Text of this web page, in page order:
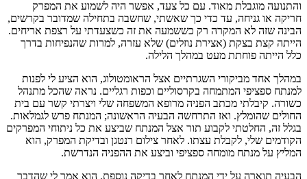
והתנועה מוגבלת מאוד. עם כל צעד, אפשר היה לשמוע את המפרק
חריקה או גניחה, עד כדי כך שאשתי, שחשבה בתחילה שמדובר בקרשים,
הבינה שזה לא המקרה רק כששמעה את זה כשצעדתי על רצפת אריחים.
הייתה קצת בצקת (אצירת נוזלים) שלא עזרה, למרות שהנפיחות בדרך
כלל הייתה פוחתת מעט במהלך הלילה.
במהלך אחד מביקורי השגרתיים אצל הראומטולוג, הוא הציע לי לפנות
למנתח ספציפי המתמחה בקרסוליים וכפות רגליים. נראה שהכל מתנהל
כשורה. קיבלתי מכתב הפניה מרופא המשפחה שלי ויצרתי קשר עם בית
החולים שהומלץ. ואז התרחשה הבעיה הראשונה; המנתח פרש לגמלאות.
בגלל זה, החלטתי לקבוע תור אצל המנתח שביצע את כל ניתוחי המפרקים
הקודמים שלי, לקבלת עצתו. לאחר צילום רנטגן ובדיקת המפרק, הוא
המליץ ​​על מנתח מומחה ספציפי וביצע את ההפניה הנדרשת.
הבעיה תוארה על ידי המנתח לאחר בדיקה נוספת. הוא אמר לי שהדבר